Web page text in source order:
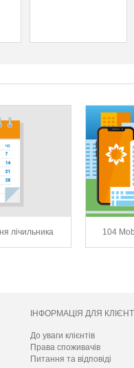
лічильника 104
ІНФОРМАЦІЯ ДЛЯ
До уваги клієнтів
Права споживачів
Питання та відповіді